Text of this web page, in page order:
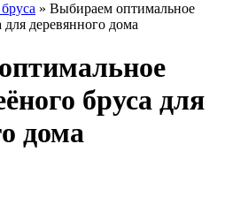
» Выбираем оптимальное
для деревянного дома
бруса для
дома